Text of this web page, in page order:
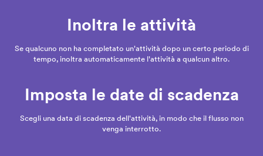
Inoltra le attività
Se qualcuno non ha completato un'attività dopo un certo periodo di
tempo, inoltra automaticamente l'attività a qualcun altro.
Imposta le date di scadenza
Scegli una data di scadenza dell'attività, in modo che il flusso non
venga interrotto.